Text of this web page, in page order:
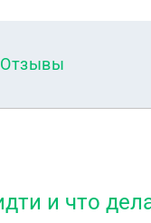
Отзывы
и что